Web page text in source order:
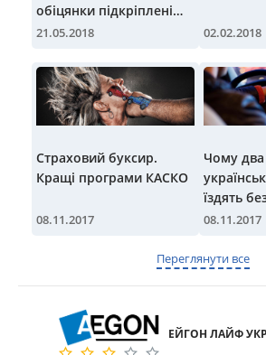
обіцянки підкріплені
реальними діями
21.05.2018 02.02.2018
Страховий буксир.
Кращі програми КАСКО
08.11.2017
Чому
їздять
08.11.2017
Переглянути все
ЕЙГОН ЛАЙФ